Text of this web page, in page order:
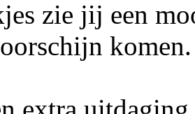
zie jij een
komen.